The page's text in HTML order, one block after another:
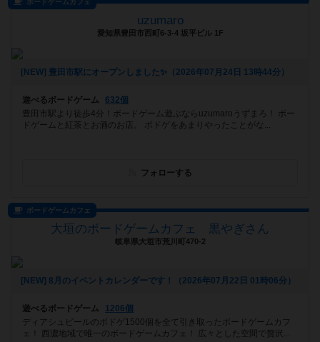
ボードゲームカフェ
uzumaro
愛知県豊田市西町6-3-4 坂平ビル 1F
[NEW] 豊田市駅にオープンしました✨（2026年07月24日 13時44分）
遊べるボードゲーム
632個
豊田市駅より徒歩4分！ボードゲーム遊ぶならuzumaroうずまろ！ ボー
ドゲームと紅茶とお酒のお店。 ボドゲをあまりやったことがな...
フォローする
ボードゲームカフェ
大垣のボードゲームカフェ 黒やぎさん
岐阜県大垣市荒川町470-2
[NEW] 8月のイベントカレンダーです！（2026年07月22日 01時06分）
遊べるボードゲーム
1206個
ディアシュピールのボドゲ1500個を全て引き取ったボードゲームカフ
ェ！ 西濃地域で唯一のボードゲームカフェ！ 広々とした空間で贅沢...